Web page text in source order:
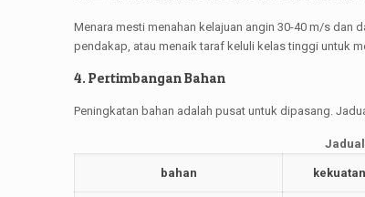
Menara mesti menahan kelajuan angin 30-40 m/s dan
pendakap, atau menaik taraf keluli kelas tinggi untuk
4. Pertimbangan Bahan
Peningkatan bahan adalah pusat untuk dipasang.
bahan